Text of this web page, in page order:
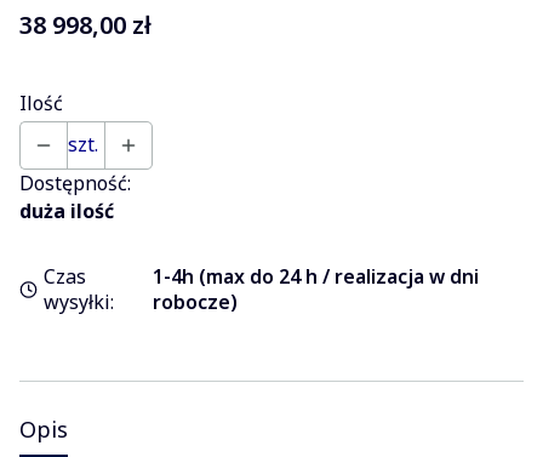
Cena
38 998,00 zł
Ilość
szt.
Dostępność:
duża ilość
Czas
wysyłki:
1-4h (max do 24 h / realizacja w dni
robocze)
Opis